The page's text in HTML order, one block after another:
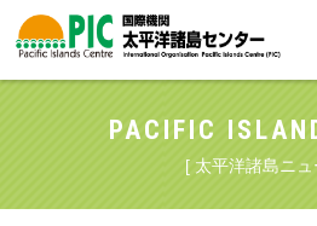
PACIFIC
[ 太平洋諸島ニュ